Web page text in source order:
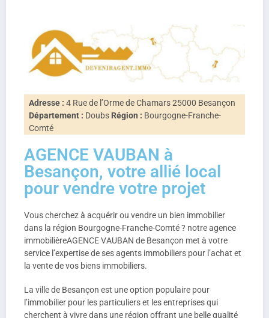
Adresse : 4 Rue de l’Orme de Chamars 25000 Besançon
Département : Doubs Région : Bourgogne-Franche-
Comté
AGENCE VAUBAN à
Besançon, votre allié local
pour vendre votre projet
Vous cherchez à acquérir ou vendre un bien immobilier
dans la région Bourgogne-Franche-Comté ? notre agence
immobilièreAGENCE VAUBAN de Besançon met à votre
service l’expertise de ses agents immobiliers pour l’achat et
la vente de vos biens immobiliers.
La ville de Besançon est une option populaire pour
l’immobilier pour les particuliers et les entreprises qui
cherchent à vivre dans une région offrant une belle qualité